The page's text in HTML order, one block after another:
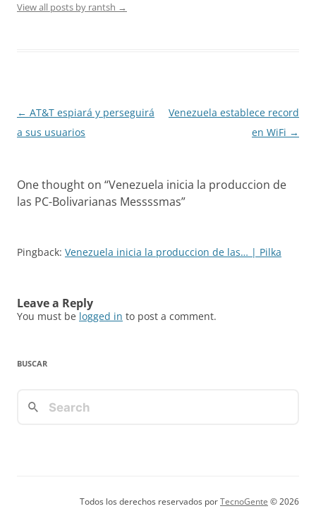
View all posts by rantsh →
Post
navigation
← AT&T espiará y perseguirá
a sus usuarios
Venezuela establece record
en WiFi →
One thought on “Venezuela inicia la produccion de
las PC-Bolivarianas Messssmas”
Pingback: Venezuela inicia la produccion de las… | Pilka
Leave a Reply
You must be logged in to post a comment.
BUSCAR
Todos los derechos reservados porTecnoGente © 2026